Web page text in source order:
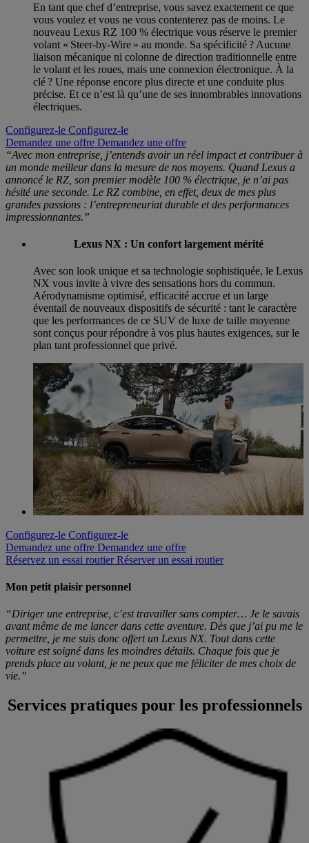
En tant que chef d’entreprise, vous savez exactement ce que
vous voulez et vous ne vous contenterez pas de moins. Le
nouveau Lexus RZ 100 % électrique vous réserve le premier
volant « Steer-by-Wire » au monde. Sa spécificité ? Aucune
liaison mécanique ni colonne de direction traditionnelle entre
le volant et les roues, mais une connexion électronique. À la
clé ? Une réponse encore plus directe et une conduite plus
précise. Et ce n’est là qu’une de ses innombrables innovations
électriques.
Configurez-le Configurez-le
Demandez une offre Demandez une offre
“Avec mon entreprise, j’entends avoir un réel impact et contribuer à
un monde meilleur dans la mesure de nos moyens. Quand Lexus a
annoncé le RZ, son premier modèle 100 % électrique, je n’ai pas
hésité une seconde. Le RZ combine, en effet, deux de mes plus
grandes passions : l’entrepreneuriat durable et des performances
impressionnantes.”
Lexus NX : Un confort largement mérité
Avec son look unique et sa technologie sophistiquée, le Lexus
NX vous invite à vivre des sensations hors du commun.
Aérodynamisme optimisé, efficacité accrue et un large
éventail de nouveaux dispositifs de sécurité : tant le caractère
que les performances de ce SUV de luxe de taille moyenne
sont conçus pour répondre à vos plus hautes exigences, sur le
plan tant professionnel que privé.
Configurez-le Configurez-le
Demandez une offre Demandez une offre
Réservez un essai routierRéserver un essai routier
Mon petit plaisir personnel
“Diriger une entreprise, c’est travailler sans compter… Je le savais
avant même de me lancer dans cette aventure. Dès que j’ai pu me le
permettre, je me suis donc offert un Lexus NX. Tout dans cette
voiture est soigné dans les moindres détails. Chaque fois que je
prends place au volant, je ne peux que me féliciter de mes choix de
vie.”
Services pratiques pour les professionnels